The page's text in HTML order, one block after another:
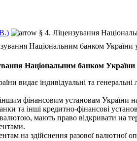
§ 4. Ліцензування
Національним банком України
Національним банком
видає індивідуальні та
фінансовим установам України
та інші кредитно-фінансові
мають право відкривати на
на здійснення разової валютної